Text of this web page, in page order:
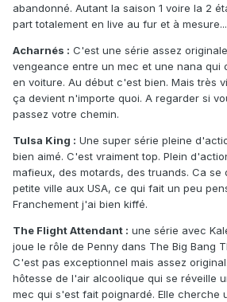
abandonné. Autant la saison 1 voire la 2
part totalement en live au fur et à
Acharnés : C'est une série assez
vengeance entre un mec et une nana qui
en voiture. Au début c'est bien. Mais très
ça devient n'importe quoi. A regarder si
passez votre chemin.
Tulsa King : Une super série pleine
bien aimé. C'est vraiment top. Plein
mafieux, des motards, des truands. Ca se
petite ville aux USA, ce qui fait un peu
Franchement j'ai bien kiffé.
The Flight Attendant : une série avec
joue le rôle de Penny dans The Big Bang
C'est pas exceptionnel mais assez
hôtesse de l'air alcoolique qui se réveille
mec qui s'est fait poignardé. Elle cherche